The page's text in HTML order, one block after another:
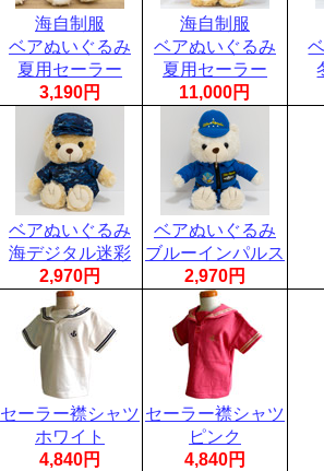
海自制服
ベアぬいぐるみ
夏用セーラー
3,190円
海自制服
ベアぬいぐるみ
夏用セーラー
11,000円
ベアぬいぐるみ
海デジタル迷彩
2,970円
ベアぬいぐるみ
ブルーインパルス
2,970円
セーラー襟シャツ
ホワイト
4,840円
セーラー襟シャツ
ピンク
4,840円